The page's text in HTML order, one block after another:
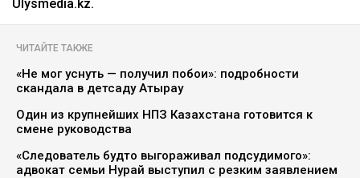
Ulysmedia.kz.
ЧИТАЙТЕ ТАКЖЕ
«Не мог уснуть — получил побои»: подробности
скандала в детсаду Атырау
Один из крупнейших НПЗ Казахстана готовится к
смене руководства
«Следователь будто выгораживал подсудимого»:
адвокат семьи Нурай выступил с резким заявлением